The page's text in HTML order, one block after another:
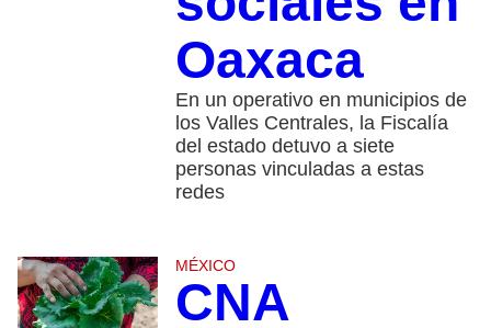
Oaxaca
En un operativo en municipios de
los Valles Centrales, la Fiscalía
del estado detuvo a siete
personas vinculadas a estas
redes
MÉXICO
CNA